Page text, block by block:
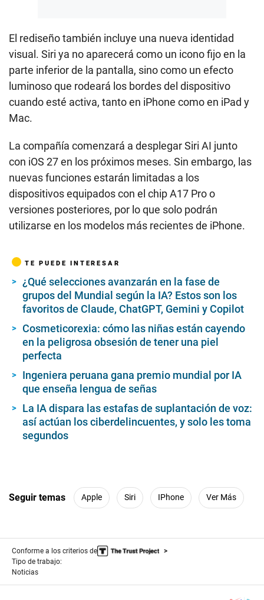
El rediseño también incluye una nueva identidad
visual. Siri ya no aparecerá como un icono fijo en la
parte inferior de la pantalla, sino como un efecto
luminoso que rodeará los bordes del dispositivo
cuando esté activa, tanto en iPhone como en iPad y
Mac.
La compañía comenzará a desplegar Siri AI junto
con iOS 27 en los próximos meses. Sin embargo, las
nuevas funciones estarán limitadas a los
dispositivos equipados con el chip A17 Pro o
versiones posteriores, por lo que solo podrán
utilizarse en los modelos más recientes de iPhone.
TE PUEDE INTERESAR
¿Qué selecciones avanzarán en la fase de
grupos del Mundial según la IA? Estos son los
favoritos de Claude, ChatGPT, Gemini y Copilot
Cosmeticorexia: cómo las niñas están cayendo
en la peligrosa obsesión de tener una piel
perfecta
Ingeniera peruana gana premio mundial por IA
que enseña lengua de señas
La IA dispara las estafas de suplantación de voz:
así actúan los ciberdelincuentes, y solo les toma
segundos
Seguir temas Apple Siri IPhone Ver Más
Conforme a los criterios de
Tipo de trabajo:
Noticias